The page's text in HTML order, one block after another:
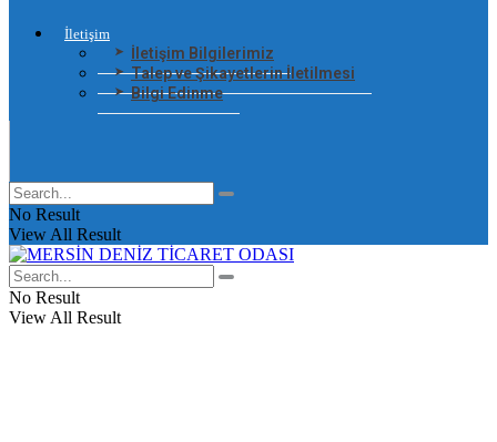
İletişim
İletişim Bilgilerimiz
Talep ve Şikayetlerin İletilmesi
Bilgi Edinme
No Result
View All Result
No Result
View All Result